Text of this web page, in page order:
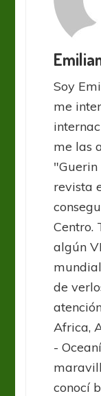
Soy
me
me las
revista
Centro.
algún
de
Africa,
-
conocí